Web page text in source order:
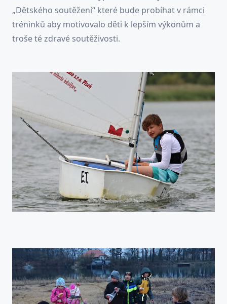
„Dětského soutěžení“ které bude probíhat v rámci
tréninků aby motivovalo děti k lepším výkonům a
troše té zdravé soutěživosti.